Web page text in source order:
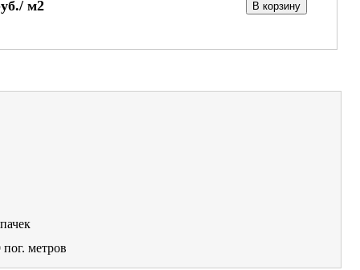
м2 В корзину
пачек
пог. метров